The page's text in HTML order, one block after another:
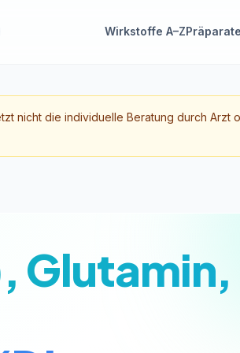
Wirkstoffe A–Z
nicht die individuelle Beratung durch Arzt
Glutamin,